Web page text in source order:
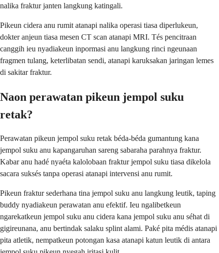
nalika fraktur janten langkung katingali.
Pikeun cidera anu rumit atanapi nalika operasi tiasa diperlukeun,
dokter anjeun tiasa mesen CT scan atanapi MRI. Tés pencitraan
canggih ieu nyadiakeun inpormasi anu langkung rinci ngeunaan
fragmen tulang, keterlibatan sendi, atanapi karuksakan jaringan lemes
di sakitar fraktur.
Naon perawatan pikeun jempol suku
retak?
Perawatan pikeun jempol suku retak béda-béda gumantung kana
jempol suku anu kapangaruhan sareng sabaraha parahnya fraktur.
Kabar anu hadé nyaéta kalolobaan fraktur jempol suku tiasa dikelola
sacara suksés tanpa operasi atanapi intervensi anu rumit.
Pikeun fraktur sederhana tina jempol suku anu langkung leutik, taping
buddy nyadiakeun perawatan anu efektif. Ieu ngalibetkeun
ngarekatkeun jempol suku anu cidera kana jempol suku anu séhat di
gigireunana, anu bertindak salaku splint alami. Paké pita médis atanapi
pita atletik, nempatkeun potongan kasa atanapi katun leutik di antara